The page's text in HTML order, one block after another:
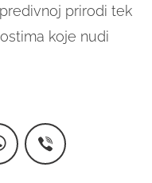
prirodi tek
koje nudi